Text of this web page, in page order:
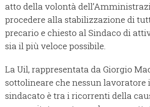
atto della volontà
procedere alla stabilizzazione di
precario e chiesto al Sindaco di
sia il più veloce possibile.
La Uil, rappresentata da Giorgio
sottolineare che nessun
sindacato è tra i ricorrenti della